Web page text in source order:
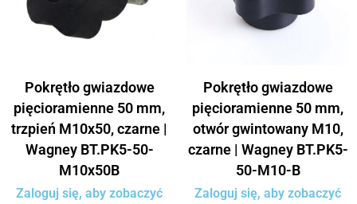
Pokrętło gwiazdowe
pięcioramienne 50 mm,
trzpień M10x50, czarne |
Wagney BT.PK5-50-
M10x50B
Zaloguj się, aby zobaczyć
Pokrętło gwiazdowe
pięcioramienne 50 mm,
otwór gwintowany M10,
czarne | Wagney BT.PK5-
50-M10-B
Zaloguj się, aby zobaczyć